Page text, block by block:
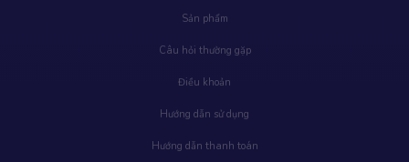
Sản phẩm
Câu hỏi thường gặp
Điều khoản
Hướng dẫn sử dụng
Hướng dẫn thanh toán